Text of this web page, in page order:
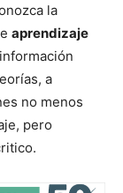
la
aprendizaje
a
no menos
pero